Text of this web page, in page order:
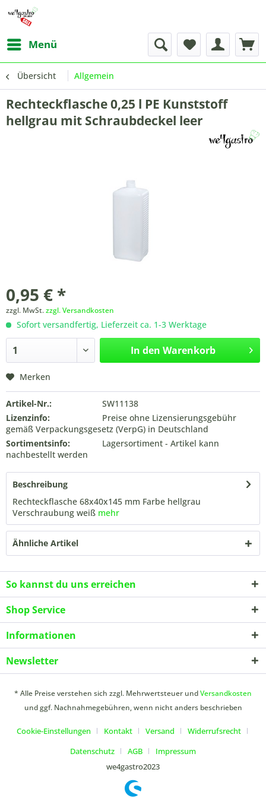
Menü
Übersicht Allgemein
Rechteckflasche 0,25 l PE Kunststoff
hellgrau mit Schraubdeckel leer
0,95 € *
zzgl. MwSt.zzgl. Versandkosten
Sofort versandfertig, Lieferzeit ca. 1-3 Werktage
In den Warenkorb
Merken
Artikel-Nr.:
SW11138
Lizenzinfo:
Preise ohne Lizensierungsgebühr
gemäß Verpackungsgesetz (VerpG) in Deutschland
Sortimentsinfo:
Lagersortiment - Artikel kann
nachbestellt werden
Beschreibung
Rechteckflasche 68x40x145 mm Farbe hellgrau
Verschraubung weiß mehr
Ähnliche Artikel
So kannst du uns erreichen
Shop Service
Informationen
Newsletter
* Alle Preise verstehen sich zzgl. Mehrwertsteuer undVersandkosten
und ggf. Nachnahmegebühren, wenn nicht anders beschrieben
Cookie-Einstellungen Kontakt Versand
Widerrufsrecht
Datenschutz
AGB
Impressum
we4gastro2023